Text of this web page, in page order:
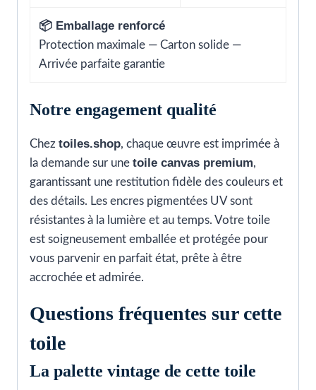
📦 Emballage renforcé
Protection maximale — Carton solide —
Arrivée parfaite garantie
Notre engagement qualité
Chez toiles.shop, chaque œuvre est imprimée à
la demande sur une toile canvas premium,
garantissant une restitution fidèle des couleurs et
des détails. Les encres pigmentées UV sont
résistantes à la lumière et au temps. Votre toile
est soigneusement emballée et protégée pour
vous parvenir en parfait état, prête à être
accrochée et admirée.
Questions fréquentes sur cette
toile
La palette vintage de cette toile